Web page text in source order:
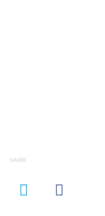
SHARE